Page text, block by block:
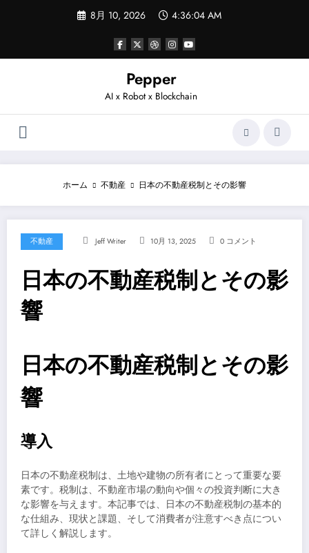
ツ
8月 10, 2026 4:36:04 AM
Pepper
AI x Robot x Blockchain
ホーム 不動産 日本の不動産税制とその影響
不動産 Jeff Writer 10月 13, 2025 0 コメント
日本の不動産税制とその影
響
日本の不動産税制とその影
響
導入
日本の不動産税制は、土地や建物の所有者にとって重要な要
素です。税制は、不動産市場の動向や個々の投資判断に大き
な影響を与えます。本記事では、日本の不動産税制の基本的
な仕組み、現状と課題、そして消費者が注意すべき点につい
て詳しく解説します。